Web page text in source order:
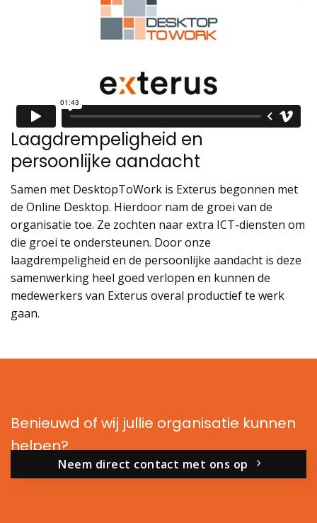
Laagdrempeligheid en
persoonlijke aandacht
Samen met DesktopToWork is Exterus begonnen met
de Online Desktop. Hierdoor nam de groei van de
organisatie toe. Ze zochten naar extra ICT-diensten om
die groei te ondersteunen. Door onze
laagdrempeligheid en de persoonlijke aandacht is deze
samenwerking heel goed verlopen en kunnen de
medewerkers van Exterus overal productief te werk
gaan.
Benieuwd of wij jullie organisatie kunnen
helpen?
Neem direct contact met ons op